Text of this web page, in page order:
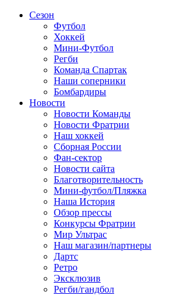
Сезон
Футбол
Хоккей
Мини-Футбол
Регби
Команда Спартак
Наши соперники
Бомбардиры
Новости
Новости Команды
Новости Фратрии
Наш хоккей
Сборная России
Фан-cектор
Новости сайта
Благотворительность
Мини-футбол/Пляжка
Наша История
Обзор прессы
Конкурсы Фратрии
Мир Ультрас
Наш магазин/партнеры
Дартс
Ретро
Эксклюзив
Регби/гандбол